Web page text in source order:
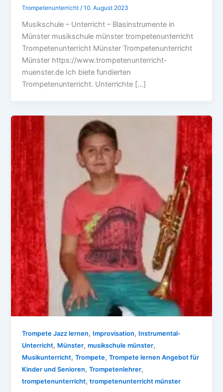
Trompetenunterricht/10. August 2023
Musikschule – Unterricht – Blasinstrumente in
Münster musikschule münster trompetenunterricht
Trompetenunterricht Münster Trompetenunterricht
Münster https://www.trompetenunterricht-
muenster.de Ich biete fundierten
Trompetenunterricht. Unterrichte […]
Trompete Jazz lernen, Improvisation, Instrumental-
Unterricht, Münster,musikschule münster,
Musikunterricht,Trompete,Trompete lernen Angebot für
Kinder und Senioren,Trompetenlehrer,
trompetenunterricht,trompetenunterricht münster